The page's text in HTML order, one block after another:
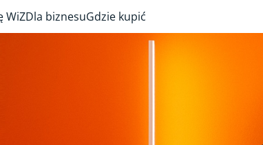
WiZDla biznesuGdzie kupić